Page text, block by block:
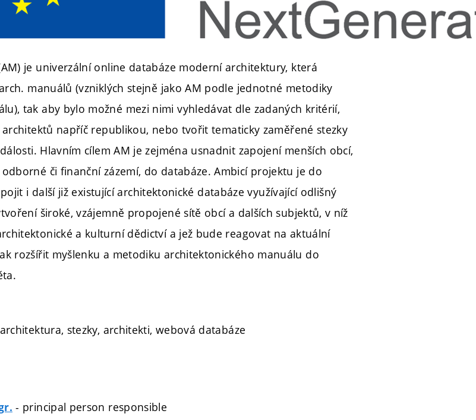
je univerzální online databáze moderní architektury, která
manuálů (vzniklých stejně jako AM podle jednotné metodiky
tak aby bylo možné mezi nimi vyhledávat dle zadaných kritérií,
napříč republikou, nebo tvořit tematicky zaměřené stezky
Hlavním cílem AM je zejména usnadnit zapojení menších obcí,
či finanční zázemí, do databáze. Ambicí projektu je do
i další již existující architektonické databáze využívající odlišný
široké, vzájemně propojené sítě obcí a dalších subjektů, v níž
a kulturní dědictví a jež bude reagovat na aktuální
rozšířit myšlenku a metodiku architektonického manuálu do
stezky, architekti, webová databáze
- principal person responsible